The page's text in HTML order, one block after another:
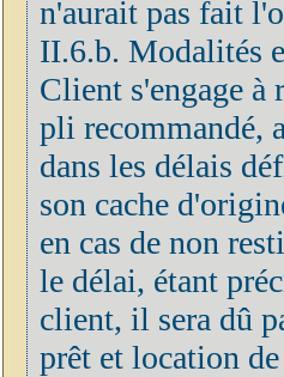
n'aurait pas fait
II.6.b. Modalités
Client s'engage à
pli recommandé,
dans les délais
son cache
en cas de non
le délai, étant
client, il sera dû
prêt et location